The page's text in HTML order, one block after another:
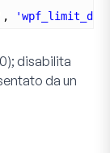
,
disabilita
da un